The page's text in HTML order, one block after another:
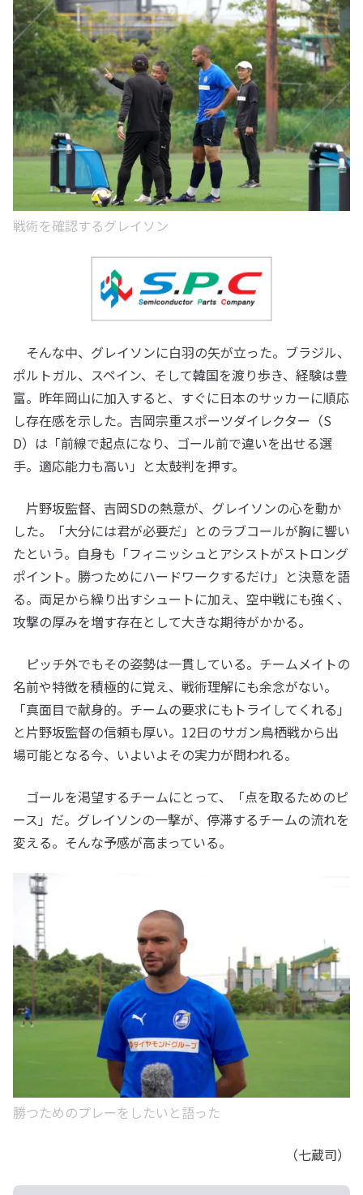
戦術を確認するグレイソン
そんな中、グレイソンに白羽の矢が立った。ブラジル、
ポルトガル、スペイン、そして韓国を渡り歩き、経験は豊
富。昨年岡山に加入すると、すぐに日本のサッカーに順応
し存在感を示した。吉岡宗重スポーツダイレクター（S
D）は「前線で起点になり、ゴール前で違いを出せる選
手。適応能力も高い」と太鼓判を押す。
片野坂監督、吉岡SDの熱意が、グレイソンの心を動か
した。「大分には君が必要だ」とのラブコールが胸に響い
たという。自身も「フィニッシュとアシストがストロング
ポイント。勝つためにハードワークするだけ」と決意を語
る。両足から繰り出すシュートに加え、空中戦にも強く、
攻撃の厚みを増す存在として大きな期待がかかる。
ピッチ外でもその姿勢は一貫している。チームメイトの
名前や特徴を積極的に覚え、戦術理解にも余念がない。
「真面目で献身的。チームの要求にもトライしてくれる」
と片野坂監督の信頼も厚い。12日のサガン鳥栖戦から出
場可能となる今、いよいよその実力が問われる。
ゴールを渇望するチームにとって、「点を取るためのピ
ース」だ。グレイソンの一撃が、停滞するチームの流れを
変える。そんな予感が高まっている。
勝つためのプレーをしたいと語った
（七蔵司）